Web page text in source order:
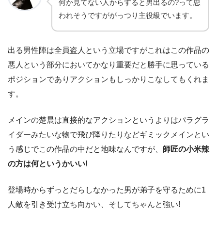
何か見てない人からすると男出るの?って思
われそうですががっつり主役級でいます。
出る男性陣は全員盗人という立場ですがこれはこの作品の
悪人という部分においてかなり重要だと勝手に思っている
ポジションでありアクションもしっかりこなしてもくれま
す。
メインの楚晨は直接的なアクションというよりはパラグラ
イダーみたいな物で飛び降りたりなどギミックメインとい
う感じでこの作品の中だと地味なんですが、 師匠の小米辣
の方は何というかいい!
登場時からずっとだらしなかった男が弟子を守るために1
人敵を引き受け立ち向かい、そしてちゃんと強い!